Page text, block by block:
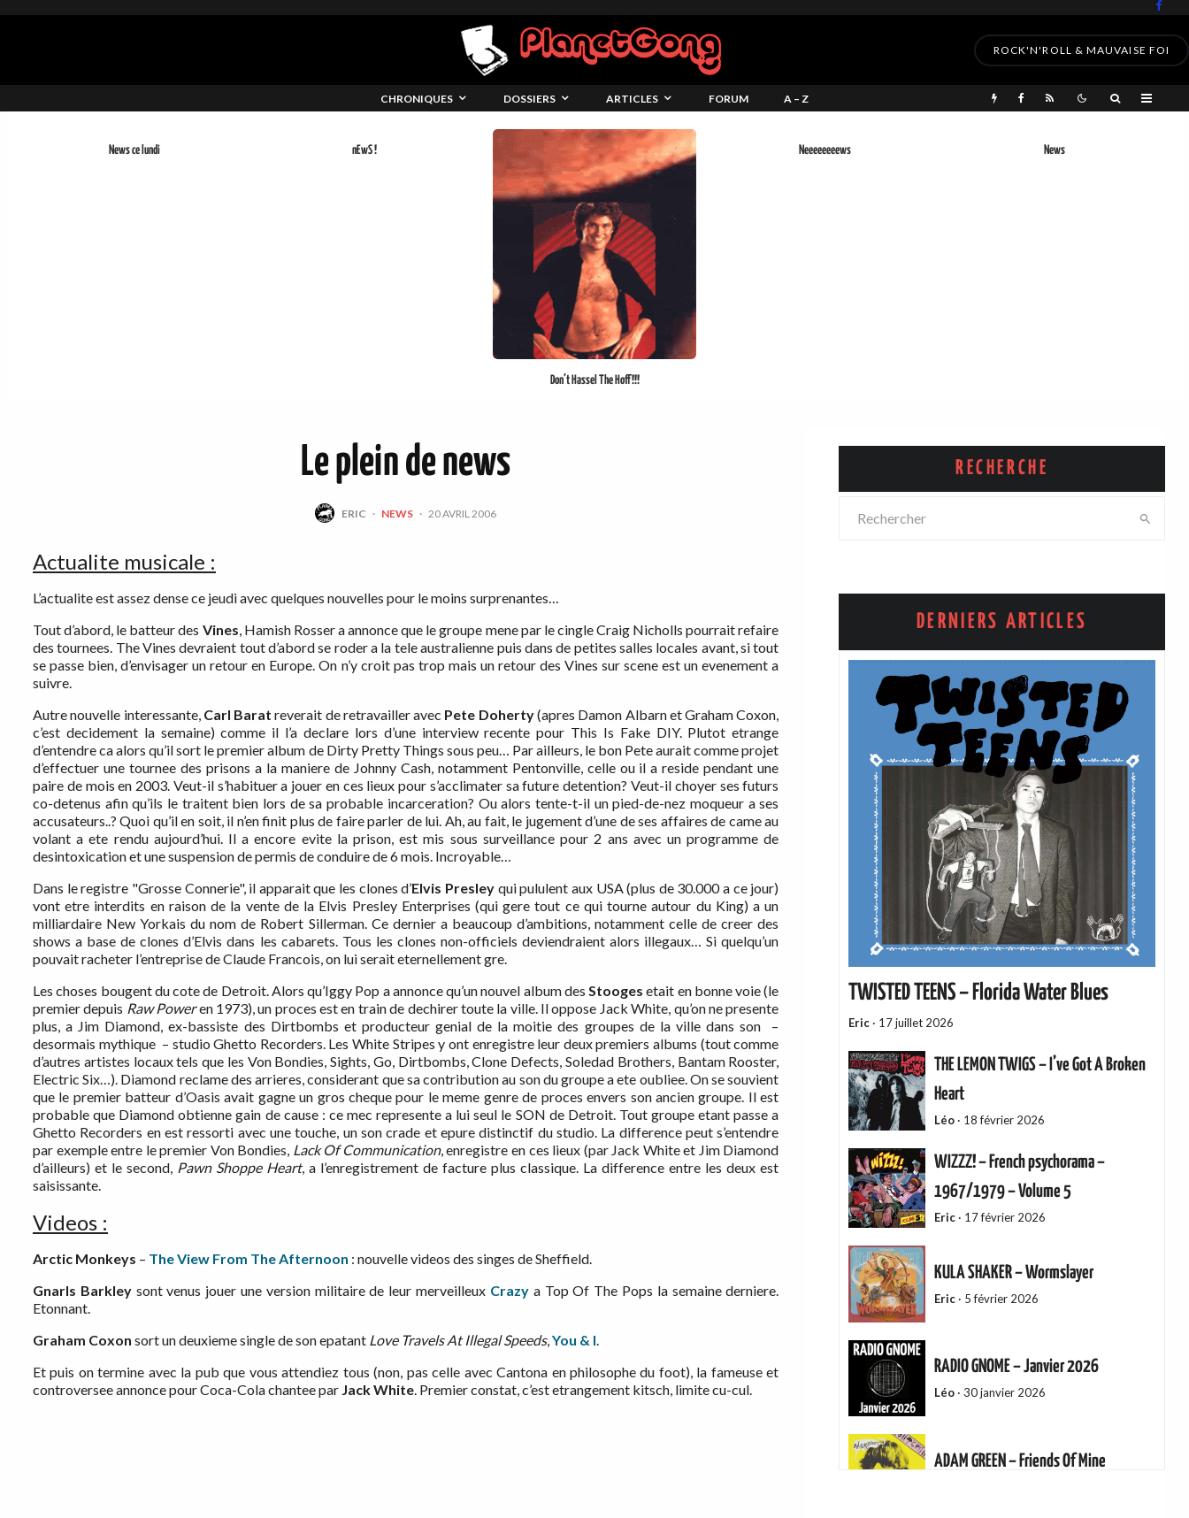
ROCK'N'ROLL & MAUVAISE FOI
CHRONIQUES DOSSIERS ARTICLES FORUM A – Z
News ce lundi nEwS !
Don’t Hassel The Hoff!!!
Neeeeeeeews News
Le plein de news
ERIC · NEWS · 20 AVRIL 2006
Actualite musicale :
L’actualite est assez dense ce jeudi avec quelques nouvelles pour le moins surprenantes…
Tout d’abord, le batteur des Vines, Hamish Rosser a annonce que le groupe mene par le cingle Craig Nicholls pourrait refaire
des tournees. The Vines devraient tout d’abord se roder a la tele australienne puis dans de petites salles locales avant, si tout
se passe bien, d’envisager un retour en Europe. On n’y croit pas trop mais un retour des Vines sur scene est un evenement a
suivre.
Autre nouvelle interessante,Carl Barat reverait de retravailler avec Pete Doherty(apres Damon Albarn et Graham Coxon,
c’est decidement la semaine) comme il l’a declare lors d’une interview recente pour This Is Fake DIY. Plutot etrange
d’entendre ca alors qu’il sort le premier album de Dirty Pretty Things sous peu… Par ailleurs, le bon Pete aurait comme projet
d’effectuer une tournee des prisons a la maniere de Johnny Cash, notamment Pentonville, celle ou il a reside pendant une
paire de mois en 2003. Veut-il s’habituer a jouer en ces lieux pour s’acclimater sa future detention? Veut-il choyer ses futurs
co-detenus afin qu’ils le traitent bien lors de sa probable incarceration? Ou alors tente-t-il un pied-de-nez moqueur a ses
accusateurs..? Quoi qu’il en soit, il n’en finit plus de faire parler de lui. Ah, au fait, le jugement d’une de ses affaires de came au
volant a ete rendu aujourd’hui. Il a encore evite la prison, est mis sous surveillance pour 2 ans avec un programme de
desintoxication et une suspension de permis de conduire de 6 mois. Incroyable…
Dans le registre "Grosse Connerie", il apparait que les clones d’Elvis Presley qui pululent aux USA (plus de 30.000 a ce jour)
vont etre interdits en raison de la vente de la Elvis Presley Enterprises (qui gere tout ce qui tourne autour du King) a un
milliardaire New Yorkais du nom de Robert Sillerman. Ce dernier a beaucoup d’ambitions, notamment celle de creer des
shows a base de clones d’Elvis dans les cabarets. Tous les clones non-officiels deviendraient alors illegaux… Si quelqu’un
pouvait racheter l’entreprise de Claude Francois, on lui serait eternellement gre.
Les choses bougent du cote de Detroit. Alors qu’Iggy Pop a annonce qu’un nouvel album desStoogesetait en bonne voie (le
premier depuis Raw Poweren 1973), un proces est en train de dechirer toute la ville. Il oppose Jack White, qu’on ne presente
plus, a Jim Diamond, ex-bassiste des Dirtbombs et producteur genial de la moitie des groupes de la ville dans son –
desormais mythique – studio Ghetto Recorders. Les White Stripes y ont enregistre leur deux premiers albums (tout comme
d’autres artistes locaux tels que les Von Bondies, Sights, Go, Dirtbombs, Clone Defects, Soledad Brothers, Bantam Rooster,
Electric Six…). Diamond reclame des arrieres, considerant que sa contribution au son du groupe a ete oubliee. On se souvient
que le premier batteur d’Oasis avait gagne un gros cheque pour le meme genre de proces envers son ancien groupe. Il est
probable que Diamond obtienne gain de cause : ce mec represente a lui seul le SON de Detroit. Tout groupe etant passe a
Ghetto Recorders en est ressorti avec une touche, un son crade et epure distinctif du studio. La difference peut s’entendre
par exemple entre le premier Von Bondies, Lack Of Communication, enregistre en ces lieux (par Jack White et Jim Diamond
d’ailleurs) et le second, Pawn Shoppe Heart, a l’enregistrement de facture plus classique. La difference entre les deux est
saisissante.
Videos :
Arctic Monkeys – The View From The Afternoon : nouvelle videos des singes de Sheffield.
Gnarls Barkleysont venus jouer une version militaire de leur merveilleux Crazya Top Of The Pops la semaine derniere.
Etonnant.
Graham Coxon sort un deuxieme single de son epatant Love Travels At Illegal Speeds,You & I.
Et puis on termine avec la pub que vous attendiez tous (non, pas celle avec Cantona en philosophe du foot), la fameuse et
controversee annonce pour Coca-Cola chantee par Jack White. Premier constat, c’est etrangement kitsch, limite cu-cul.
RECHERCHE
DERNIERS ARTICLES
TWISTED TEENS – Florida Water Blues
Eric · 17 juillet 2026
THE LEMON TWIGS – I’ve Got A Broken
Heart
Léo· 18 février 2026
WIZZZ! – French psychorama –
1967/1979 – Volume 5
Eric· 17 février 2026
KULA SHAKER – Wormslayer
Eric· 5 février 2026
RADIO GNOME – Janvier 2026
Léo· 30 janvier 2026
ADAM GREEN – Friends Of Mine